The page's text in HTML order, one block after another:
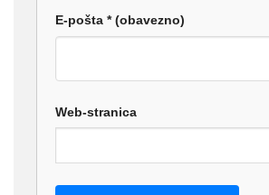
E-pošta * (obavezno)
Web-stranica